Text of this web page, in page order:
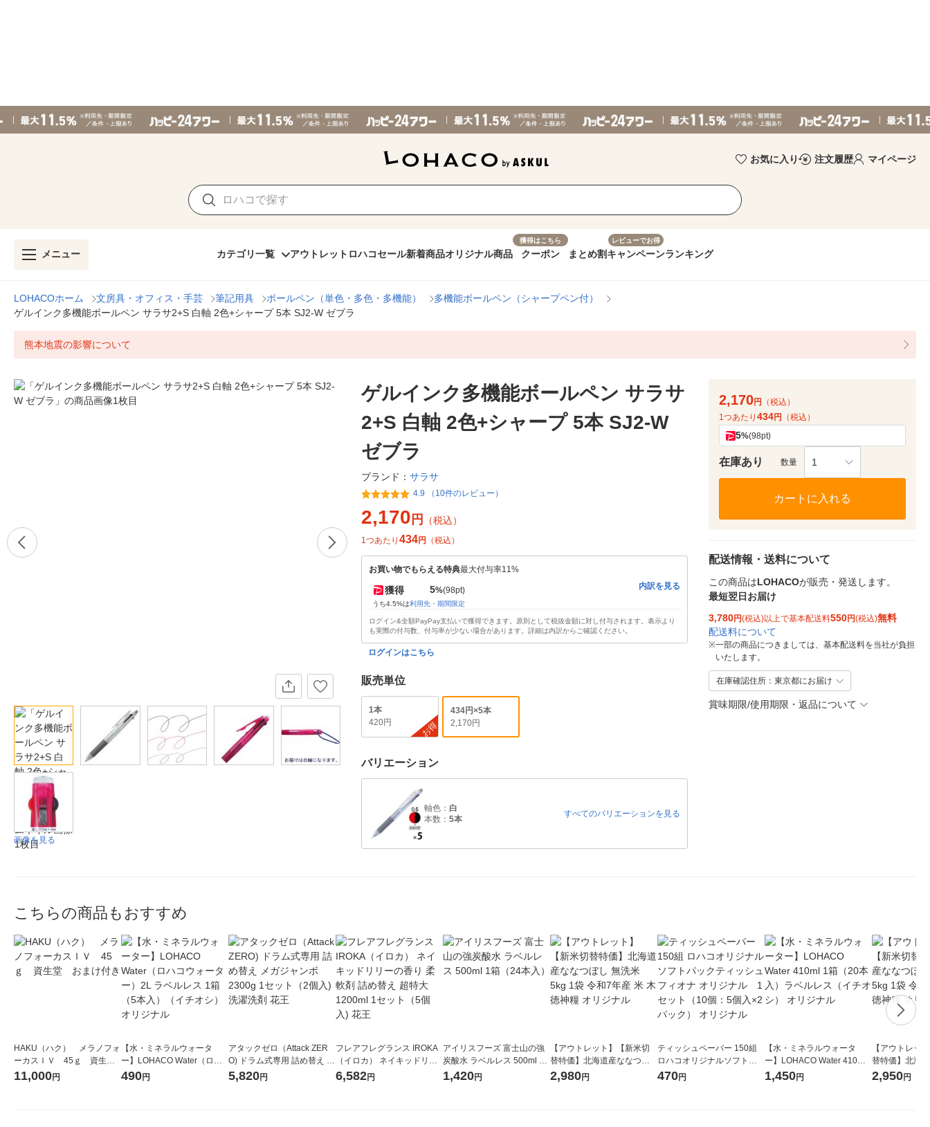
お気に入り 注文履歴 マイページ
メニュー カテゴリ一覧 アウトレット ロハコセール新着商品オリジナル商品
獲得はこちら
クーポン まとめ割
レビューでお得
キャンペーンランキング
LOHACOホーム 文房具・オフィス・手芸 筆記用具 ボールペン（単色・多色・多機能）
多機能ボールペン（シャープペン付）
ゲルインク多機能ボールペン サラサ2+S 白軸 2色+シャープ 5本 SJ2-W ゼブラ
熊本地震の影響について
画像を見る
ゲルインク多機能ボールペン サラサ
2+S 白軸 2色+シャープ 5本 SJ2-W
ゼブラ
ブランド： サラサ
4.9 （10件のレビュー）
2,170 円 （税込）
1つあたり 434円 （税込）
お買い物でもらえる特典最大付与率11%
獲得 5%(98pt)
うち4.5%は利用先・期間限定
内訳を見る
ログイン&全額PayPay支払いで獲得できます。原則として税抜金額に対し付与されます。表示より
も実際の付与数、付与率が少ない場合があります。詳細は内訳からご確認ください。
ログインはこちら
販売単位
1本
420円
お得
434円×5本
2,170円
バリエーション
軸色： 白
本数： 5本
すべてのバリエーションを見る
2,170円
（税込）
1つあたり 434円 （税込）
5%(98pt)
在庫あり 数量 1
カートに入れる
配送情報・送料について
この商品はLOHACOが販売・発送します。
最短翌日お届け
3,780円(税込)以上で基本配送料550円(税込)無料
配送料について
※一部の商品につきましては、基本配送料を当社が負担
いたします。
在庫確認住所：東京都にお届け
賞味期限/使用期限・返品について
こちらの商品もおすすめ
HAKU（ハク） メラノフォ
ーカスＩＶ 45ｇ 資生
堂 おまけ付き
11,000円
【水・ミネラルウォータ
ー】LOHACO Water（ロハ
コウォーター）2L ラベルレ
490円
アタックゼロ（Attack ZER
O) ドラム式専用 詰め替え メ
ガジャンボ 2300g 1セット
5,820円
フレアフレグランス IROKA
（イロカ） ネイキッドリリ
ーの香り 柔軟剤 詰め替え 超
6,582円
アイリスフーズ 富士山の強
炭酸水 ラベルレス 500ml 1
箱（24本入）
1,420円
【アウトレット】【新米切
替特価】北海道産ななつぼ
し 無洗米 5kg 1袋 令和7年産
2,980円
ティッシュペーパー 150組
ロハコオリジナルソフトパ
ックティッシュ フィオナ オ
470円
【水・ミネラルウォータ
ー】LOHACO Water 410ml
1箱（20本入）ラベルレス
1,450円
【アウトレッ
替特価】北海
し 精白米 5kg
2,950円